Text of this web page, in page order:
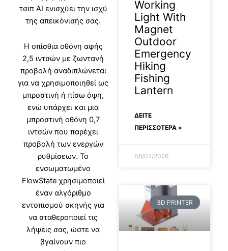
τσιπ AI ενισχύει την ισχύ
της απεικόνισής σας.
Η οπίσθια οθόνη αφής
2,5 ιντσών με ζωντανή
προβολή αναδιπλώνεται
για να χρησιμοποιηθεί ως
μπροστινή ή πίσω όψη,
ενώ υπάρχει και μια
μπροστινή οθόνη 0,7
ιντσών που παρέχει
προβολή των ενεργών
ρυθμίσεων. Το
ενσωματωμένο
FlowState χρησιμοποιεί
έναν αλγόριθμο
εντοπισμού σκηνής για
να σταθεροποιεί τις
λήψεις σας, ώστε να
βγαίνουν πιο
Working
Light With
Magnet
Outdoor
Emergency
Hiking
Fishing
Lantern
ΔΕΊΤΕ
ΠΕΡΙΣΣΟΤΕΡΑ »
08/07/2026
3D PRINTER